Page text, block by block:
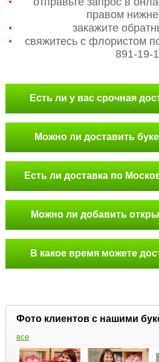
правом
закажите
свяжитесь с флористом
891-19-
Есть ли у вас срочная
Можно ли доставить
Есть ли доставка по
Можно ли добавить
В какое время можете
Фото клиентов с нашими
все